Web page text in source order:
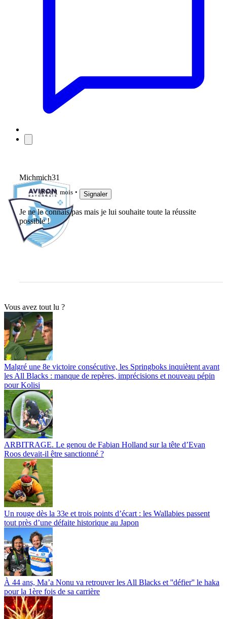
Michmich31
il y a 1 mois Signaler
Je ne le connais pas mais je lui souhaite toute la réussite
possible !
Vous avez tout lu ?
Malgré une 8e victoire consécutive, les Springboks inquiètent avant
les All Blacks : manque de repères, imprécisions et nouveau pépin
pour Kolisi
ARBITRAGE. Le genou de Fabian Holland sur la tête d’Evan
Roos devait-il être sanctionné ?
Un rouge dès la 33e et trois points d’écart : les Wallabies passent
tout près d’une défaite historique au Japon
À 44 ans, Ma’a Nonu va retrouver les All Blacks et ''défier'' le haka
pour la 1ère fois de sa carrière